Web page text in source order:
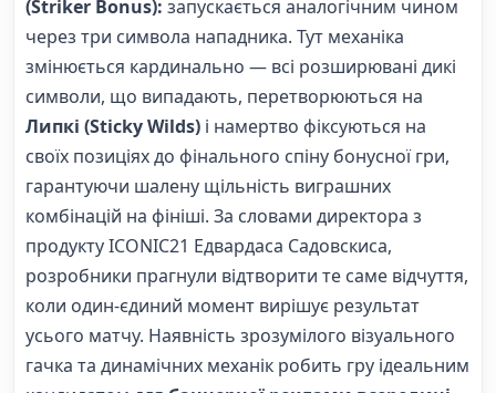
(Striker Bonus): запускається аналогічним чином
через три символа нападника. Тут механіка
змінюється кардинально — всі розширювані дикі
символи, що випадають, перетворюються на
Липкі (Sticky Wilds) і намертво фіксуються на
своїх позиціях до фінального спіну бонусної гри,
гарантуючи шалену щільність виграшних
комбінацій на фініші. За словами директора з
продукту ICONIC21 Едвардаса Садовскиса,
розробники прагнули відтворити те саме відчуття,
коли один-єдиний момент вирішує результат
усього матчу. Наявність зрозумілого візуального
гачка та динамічних механік робить гру ідеальним